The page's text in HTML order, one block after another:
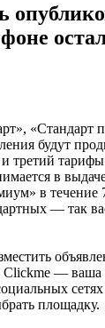
«Стандарт
будут
и третий
в
в течение
— так
— ваша
площадку.